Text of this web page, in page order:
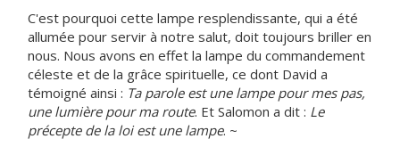
C'est pourquoi cette lampe resplendissante, qui a été
allumée pour servir à notre salut, doit toujours briller en
nous. Nous avons en effet la lampe du commandement
céleste et de la grâce spirituelle, ce dont David a
témoigné ainsi : Ta parole est une lampe pour mes pas,
une lumière pour ma route. Et Salomon a dit : Le
précepte de la loi est une lampe. ~